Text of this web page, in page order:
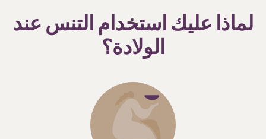
لماذا عليك استخدام التنس عند
الولادة؟